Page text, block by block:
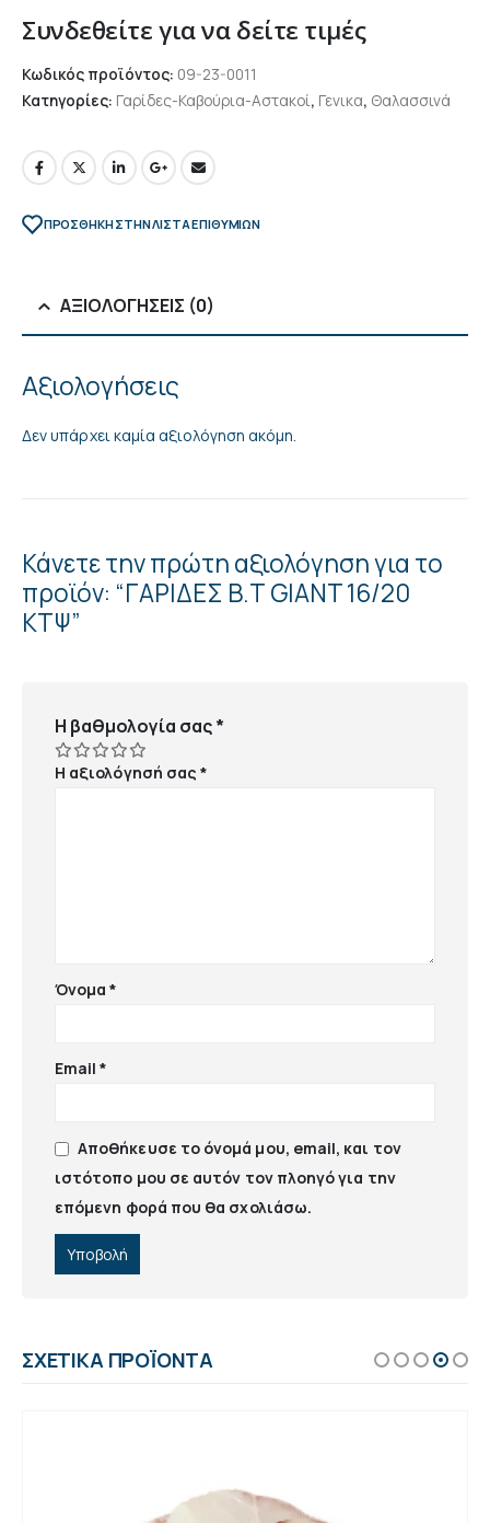
Συνδεθείτε για να δείτε τιμές
Κωδικός προϊόντος: 09-23-0011
Κατηγορίες: Γαρίδες-Καβούρια-Αστακοί, Γενικα, Θαλασσινά
ΠΡΌΣΘΉΚΗ ΣΤΗΝ ΛΊΣΤΑ ΕΠΙΘΥΜΙΏΝ
ΑΞΙΟΛΟΓΉΣΕΙΣ (0)
Αξιολογήσεις
Δεν υπάρχει καμία αξιολόγηση ακόμη.
Κάνετε την πρώτη αξιολόγηση για το
προϊόν: “ΓΑΡΙΔΕΣ Β.Τ GIANT 16/20
ΚΤΨ”
Η βαθμολογία σας*
Η αξιολόγησή σας*
Όνομα*
Email*
Αποθήκευσε το όνομά μου, email, και τον
ιστότοπο μου σε αυτόν τον πλοηγό για την
επόμενη φορά που θα σχολιάσω.
ΣΧΕΤΙΚΆ ΠΡΟΪΌΝΤΑ